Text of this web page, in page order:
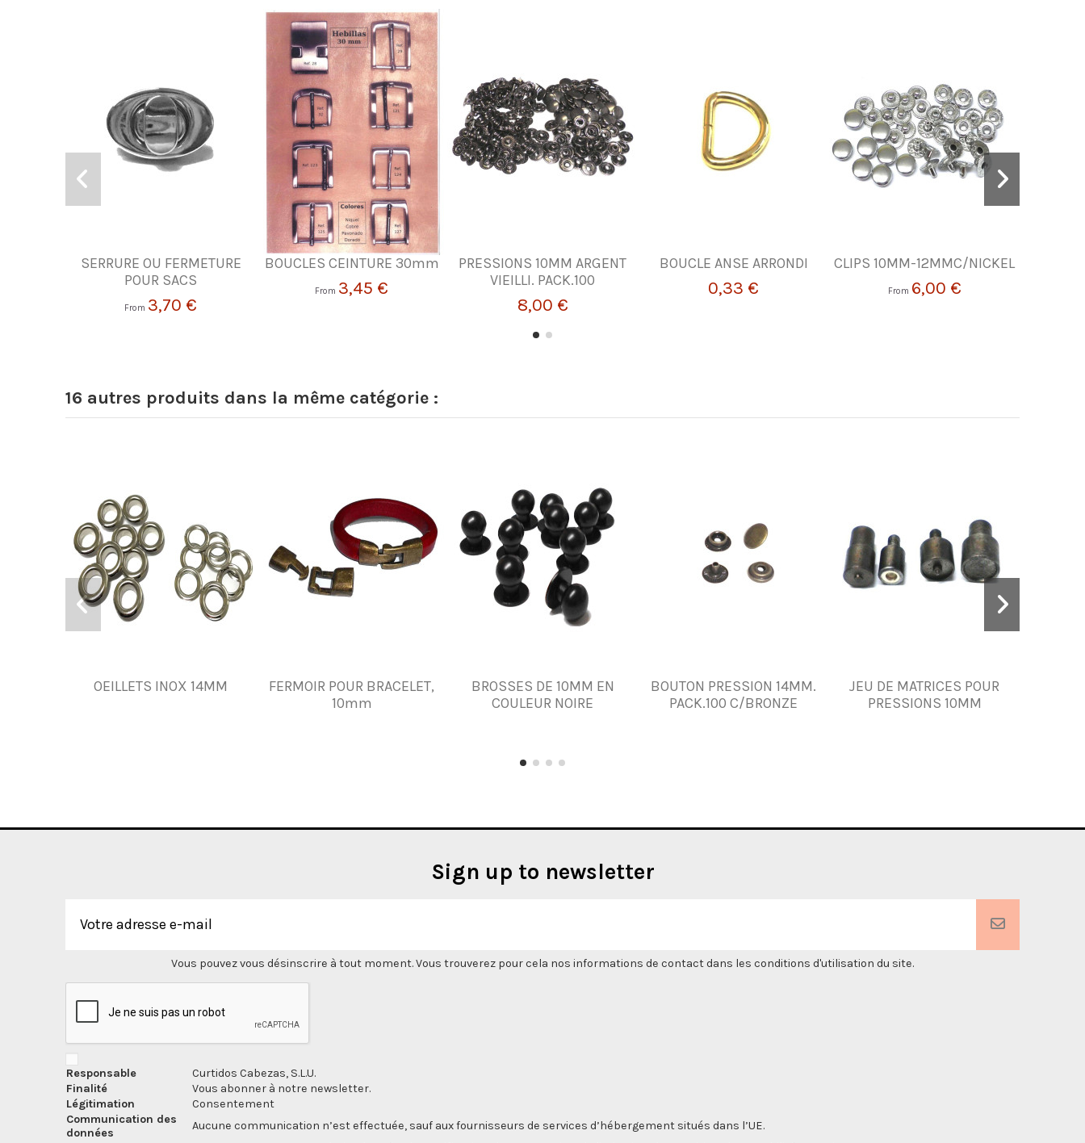
SERRURE OU FERMETURE
POUR SACS
From 3,70 €
BOUCLES CEINTURE 30mm
From 3,45 €
PRESSIONS 10MM ARGENT
VIEILLI. PACK.100
8,00 €
BOUCLE ANSE ARRONDI
0,33 €
CLIPS 10MM-12MMC/NICKEL
From 6,00 €
16 autres produits dans la même catégorie :
OEILLETS INOX 14MM
FERMOIR POUR BRACELET,
10mm
BROSSES DE 10MM EN
COULEUR NOIRE
BOUTON PRESSION 14MM.
PACK.100 C/BRONZE
JEU DE MATRICES POUR
PRESSIONS 10MM
Sign up to newsletter
Vous pouvez vous désinscrire à tout moment. Vous trouverez pour cela nos informations de contact dans les conditions d'utilisation du site.
Responsable
Curtidos Cabezas, S.L.U.
Finalité
Vous abonner à notre newsletter.
Légitimation
Consentement
Communication des
données
Aucune communication n’est effectuée, sauf aux fournisseurs de services d’hébergement situés dans l’UE.